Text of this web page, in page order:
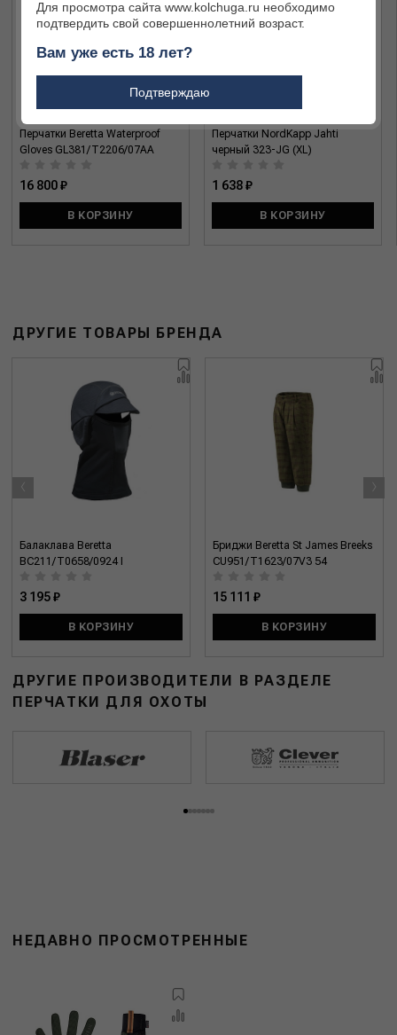
Перчатки Beretta Waterproof
Gloves GL381/T2206/07AA
16 800 ₽
В КОРЗИНУ
Перчатки NordKapp Jahti
черный 323-JG (XL)
1 638 ₽
В КОРЗИНУ
ДРУГИЕ ТОВАРЫ БРЕНДА
Балаклава Beretta
BC211/T0658/0924 I
3 195 ₽
В КОРЗИНУ
Бриджи Beretta St James Breeks
CU951/T1623/07V3 54
15 111 ₽
В КОРЗИНУ
‹ ›
ДРУГИЕ ПРОИЗВОДИТЕЛИ В РАЗДЕЛЕ
ПЕРЧАТКИ ДЛЯ ОХОТЫ
НЕДАВНО ПРОСМОТРЕННЫЕ
Для просмотра сайта www.kolchuga.ru необходимо
подтвердить свой совершеннолетний возраст.
Вам уже есть 18 лет?
Подтверждаю